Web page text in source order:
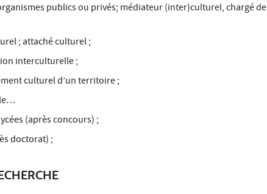
publics ou privés; médiateur (inter)culturel, chargé de
; attaché culturel ;
interculturelle ;
culturel d’un territoire ;
(après concours) ;
doctorat) ;